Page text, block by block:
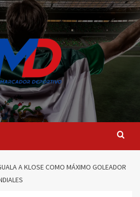
A KLOSE COMO MÁXIMO GOLEADOR